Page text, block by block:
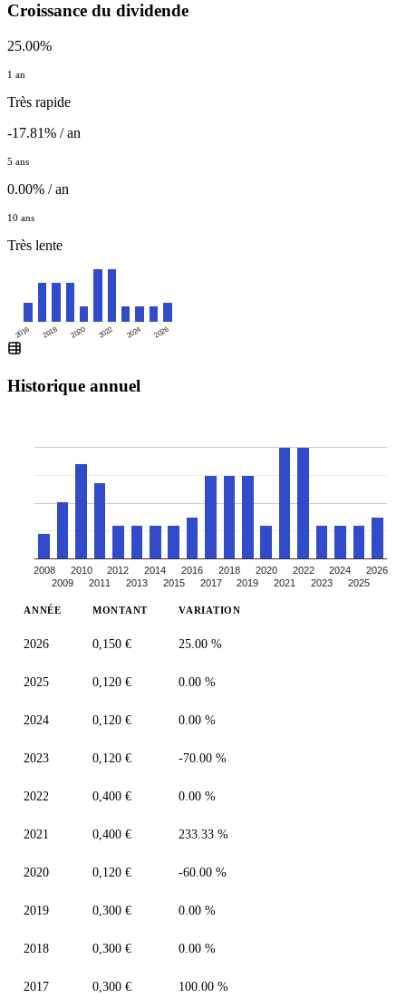
Croissance du dividende
25.00%
1 an
Très rapide
-17.81% / an
5 ans
0.00% / an
10 ans
Très lente
2016 2018 2020 2022 2024 2026
Historique annuel
2008
2009
2010
2011
2012
2013
2014
2015
2016
2017
2018
2019
2020
2021
2022
2023
2024
2025
2026
ANNÉE MONTANT VARIATION
2026 0,150 € 25.00 %
2025 0,120 € 0.00 %
2024 0,120 € 0.00 %
2023 0,120 € -70.00 %
2022 0,400 € 0.00 %
2021 0,400 € 233.33 %
2020 0,120 € -60.00 %
2019 0,300 € 0.00 %
2018 0,300 € 0.00 %
2017 0,300 € 100.00 %